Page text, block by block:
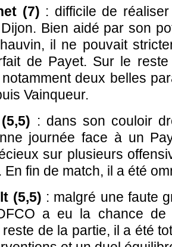
(7) : difficile de
Bien aidé par son
il ne pouvait
de Payet. Sur le
deux belles
Vainqueur.
: dans son couloir
journée face à un
sur plusieurs
fin de match, il a été
(5,5) : malgré une faute
a eu la chance
de la partie, il a été